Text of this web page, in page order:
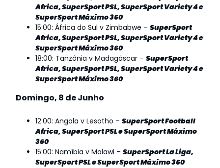
Africa, SuperSport PSL, SuperSport Variety 4 e
SuperSport Máximo 360
15:00: África do Sul v Zimbabwe – SuperSport
Africa, SuperSport PSL, SuperSport Variety 4 e
SuperSport Máximo 360
18:00: Tanzânia v Madagáscar – SuperSport
Africa, SuperSport PSL, SuperSport Variety 4 e
SuperSport Máximo 360
Domingo, 8 de Junho
12:00: Angola v Lesotho – SuperSport Football
Africa, SuperSport PSL e SuperSport Máximo
360
15:00: Namíbia v Malawi – SuperSport La Liga,
SuperSport PSL e SuperSport Máximo 360